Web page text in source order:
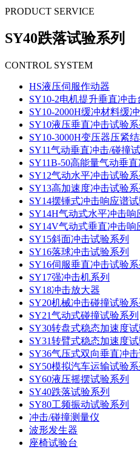
PRODUCT SERVICE
SY40跌落试验系列
CONTROL SYSTEM
HS液压伺服作动器
SY10-2电机提升垂直冲击
SY10-2000H缓冲材料缓
SY10液压垂直冲击试验系
SY10-3000H变压器压紧
SY11气动垂直冲击/碰撞
SY11B-50高能量气动垂
SY12气动水平冲击试验系
SY13高加速度冲击试验系
SY14摆锤式冲击响应谱试
SY14H气动式水平冲击响
SY14V气动式垂直冲击响
SY15斜面冲击试验系列
SY16落球冲击试验系列
SY16伺服垂直冲击试验系
SY17强冲击机系列
SY18冲击放大器
SY20机械冲击碰撞试验系
SY21气动式碰撞试验系列
SY30转盘式稳态加速度试
SY31转臂式稳态加速度试
SY36气压式双向垂直冲击
SY50模拟汽车运输试验系
SY60液压摇摆试验系列
SY40跌落试验系列
SY80工频振动试验系列
冲击/碰撞测量仪
波形发生器
座椅试验台